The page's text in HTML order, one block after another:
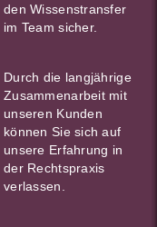
den Wissenstransfer
im Team sicher.
Durch die langjährige
Zusammenarbeit mit
unseren Kunden
können Sie sich auf
unsere Erfahrung in
der Rechtspraxis
verlassen.